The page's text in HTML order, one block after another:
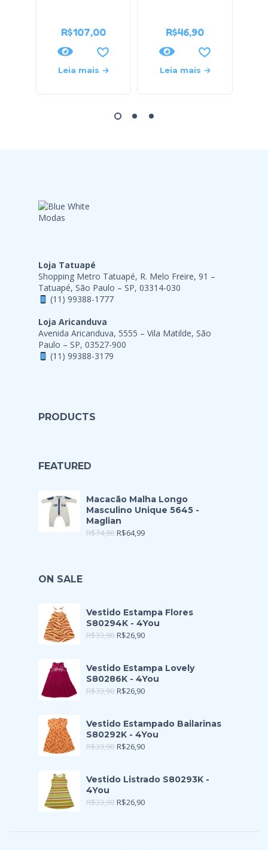
R$107,00
Leia mais
R$46,90
Leia mais
Loja Tatuapé
Shopping Metro Tatuapé, R. Melo Freire, 91 –
Tatuapé, São Paulo – SP, 03314-030
(11) 99388-1777
Loja Aricanduva
Avenida Aricanduva, 5555 – Vila Matilde, São
Paulo – SP, 03527-900
(11) 99388-3179
PRODUCTS
FEATURED
Macacão Malha Longo
Masculino Unique 5645 -
Maglian
R$74,90 R$64,99
ON SALE
Vestido Estampa Flores
S80294K - 4You
R$33,90 R$26,90
Vestido Estampa Lovely
S80286K - 4You
R$33,90 R$26,90
Vestido Estampado Bailarinas
S80292K - 4You
R$33,90 R$26,90
Vestido Listrado S80293K -
4You
R$33,90 R$26,90